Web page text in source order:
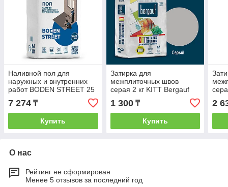
Наливной пол для
наружных и внутренних
работ BODEN STREET 25
кг Bergauf
7 274 ₸
Купить
Затирка для
межплиточных швов
серая 2 кг KITT Bergauf
1 300₸
Купить
2
О нас
Рейтинг не сформирован
Менее 5 отзывов за последний год